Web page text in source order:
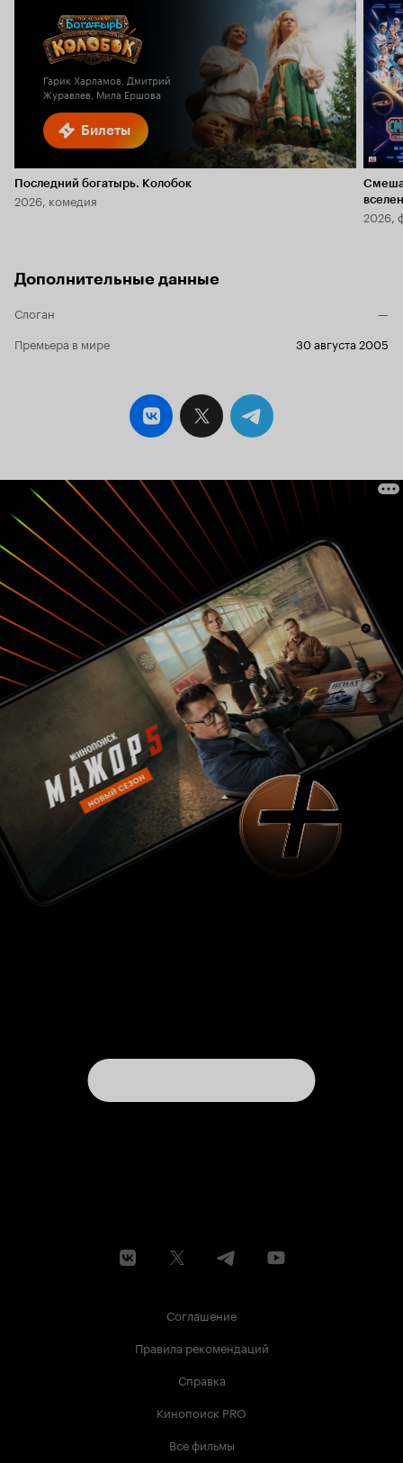
Билеты
Гарик Харламов, Дмитрий
Журавлев, Мила Ершова
Последний богатырь. Колобок
2026, комедия
2026,
Дополнительные данные
Слоган
—
Премьера в мире
30 августа 2005
Соглашение
Правила рекомендаций
Справка
Кинопоиск PRO
Все фильмы